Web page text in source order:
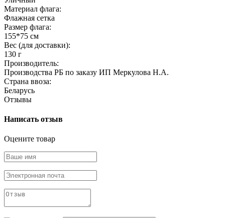
Материал флага:
Флажная сетка
Размер флага:
155*75 см
Вес (для доставки):
130 г
Производитель:
Производства РБ по заказу ИП Меркулова Н.А.
Страна ввоза:
Беларусь
Отзывы
Написать отзыв
Оцените товар